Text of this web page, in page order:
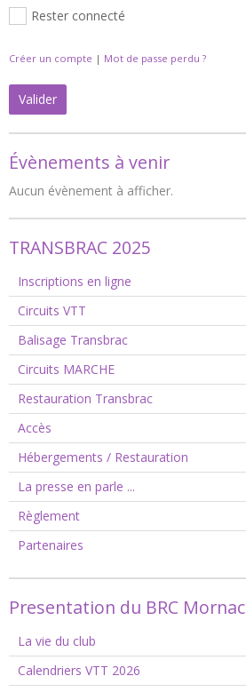
Rester connecté
Créer un compte | Mot de passe perdu ?
Valider
Évènements à venir
Aucun évènement à afficher.
TRANSBRAC 2025
Inscriptions en ligne
Circuits VTT
Balisage Transbrac
Circuits MARCHE
Restauration Transbrac
Accès
Hébergements / Restauration
La presse en parle ...
Règlement
Partenaires
Presentation du BRC Mornac
La vie du club
Calendriers VTT 2026